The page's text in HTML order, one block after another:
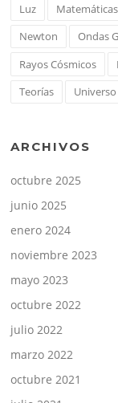
Luz
Matemáticas
Newton
Ondas
Rayos Cósmicos
Teorías
Universo
ARCHIVOS
octubre 2025
junio 2025
enero 2024
noviembre 2023
mayo 2023
octubre 2022
julio 2022
marzo 2022
octubre 2021